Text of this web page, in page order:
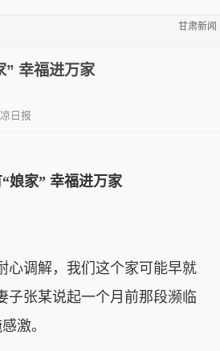
甘肃新闻
” 幸福进万家
日报
娘家” 幸福进万家
调解，我们这个家可能早就
子张某说起一个月前那段濒临
激。